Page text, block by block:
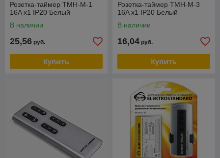
Розетка-таймер TMH-M-1
16A x1 IP20 Белый
В наличии
25,56 руб.
Купить
Розетка-таймер TMH-M-3
16A x1 IP20 Белый
В наличии
16,04 руб.
Купить